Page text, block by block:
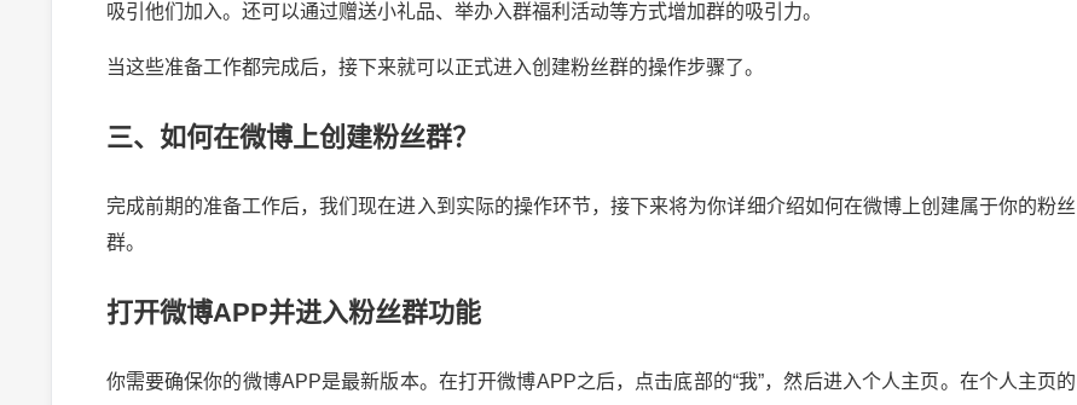
吸引他们加入。还可以通过赠送小礼品、举办入群福利活动等方式增加群的吸引力。
当这些准备工作都完成后，接下来就可以正式进入创建粉丝群的操作步骤了。
三、如何在微博上创建粉丝群？
完成前期的准备工作后，我们现在进入到实际的操作环节，接下来将为你详细介绍如何在微博上创建属于你的粉丝
群。
打开微博APP并进入粉丝群功能
你需要确保你的微博APP是最新版本。在打开微博APP之后，点击底部的“我”，然后进入个人主页。在个人主页的
2024-10-03 20:24:00